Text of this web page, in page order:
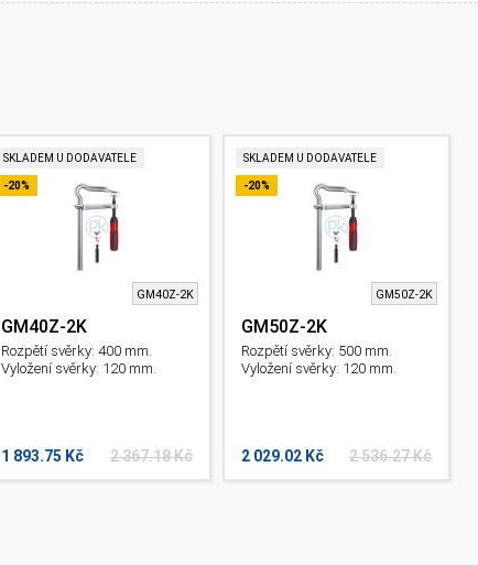
SKLADEM U DODAVATELE
-20%
GM40Z-2K
GM40Z-2K
Rozpětí svěrky: 400 mm.
Vyložení svěrky: 120 mm.
2 367.18 Kč
1 893.75 Kč
SKLADEM U DODAVATELE
-20%
GM50Z-2K
GM50Z-2K
Rozpětí svěrky: 500 mm.
Vyložení svěrky: 120 mm.
2 536.27 Kč
2 029.02 Kč